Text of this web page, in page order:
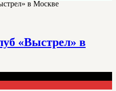
«Выстрел» в